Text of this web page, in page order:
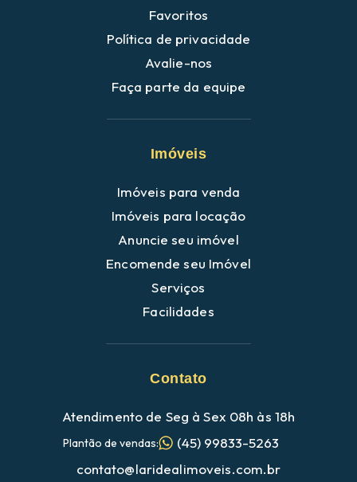
Favoritos
Política de privacidade
Avalie-nos
Faça parte da equipe
Imóveis
Imóveis para venda
Imóveis para locação
Anuncie seu imóvel
Encomende seu Imóvel
Serviços
Facilidades
Contato
Atendimento de Seg à Sex 08h às 18h
Plantão de vendas:
(45) 99833-5263
contato@laridealimoveis.com.br